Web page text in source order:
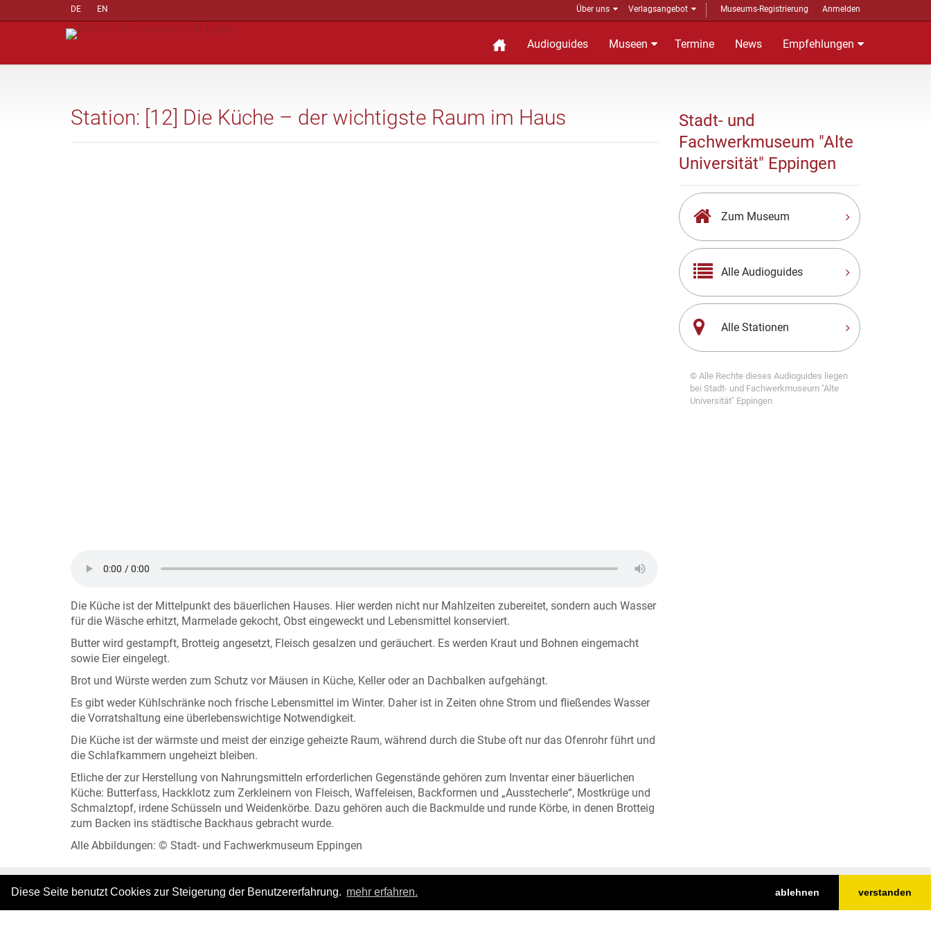
Diese Seite benutzt Cookies zur Steigerung der Benutzererfahrung. mehr erfahren. ablehnen verstanden
DE EN Über uns Verlagsangebot Museums-Registrierung Anmelden
Audioguides Museen Termine News Empfehlungen
Station: [12] Die Küche – der wichtigste Raum im Haus
Die Küche ist der Mittelpunkt des bäuerlichen Hauses. Hier werden nicht nur Mahlzeiten zubereitet, sondern auch Wasser
für die Wäsche erhitzt, Marmelade gekocht, Obst eingeweckt und Lebensmittel konserviert.
Butter wird gestampft, Brotteig angesetzt, Fleisch gesalzen und geräuchert. Es werden Kraut und Bohnen eingemacht
sowie Eier eingelegt.
Brot und Würste werden zum Schutz vor Mäusen in Küche, Keller oder an Dachbalken aufgehängt.
Es gibt weder Kühlschränke noch frische Lebensmittel im Winter. Daher ist in Zeiten ohne Strom und fließendes Wasser
die Vorratshaltung eine überlebenswichtige Notwendigkeit.
Die Küche ist der wärmste und meist der einzige geheizte Raum, während durch die Stube oft nur das Ofenrohr führt und
die Schlafkammern ungeheizt bleiben.
Etliche der zur Herstellung von Nahrungsmitteln erforderlichen Gegenstände gehören zum Inventar einer bäuerlichen
Küche: Butterfass, Hackklotz zum Zerkleinern von Fleisch, Waffeleisen, Backformen und „Ausstecherle“, Mostkrüge und
Schmalztopf, irdene Schüsseln und Weidenkörbe. Dazu gehören auch die Backmulde und runde Körbe, in denen Brotteig
zum Backen ins städtische Backhaus gebracht wurde.
Alle Abbildungen: © Stadt- und Fachwerkmuseum Eppingen
Stadt- und
Fachwerkmuseum "Alte
Universität" Eppingen
Zum Museum
Alle Audioguides
Alle Stationen
© Alle Rechte dieses Audioguides liegen
bei Stadt- und Fachwerkmuseum "Alte
Universität" Eppingen